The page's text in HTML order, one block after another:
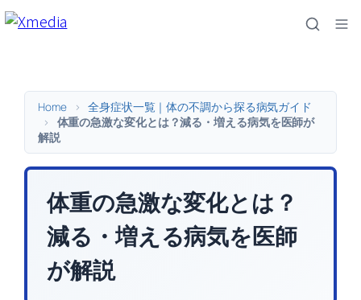
内
Home >
全身症状一覧｜体の不調から探る病気ガイド
>
体重の急激な変化とは？減る・増える病気を医師が
解説
体重の急激な変化とは？
減る・増える病気を医師
が解説